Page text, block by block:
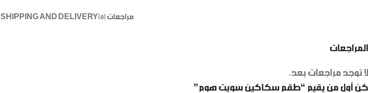
مراجعات (0) SHIPPING AND DELIVERY
المراجعات
لا توجد مراجعات بعد.
كن أول من يقيم “طقم سكاكين سويت هوم”